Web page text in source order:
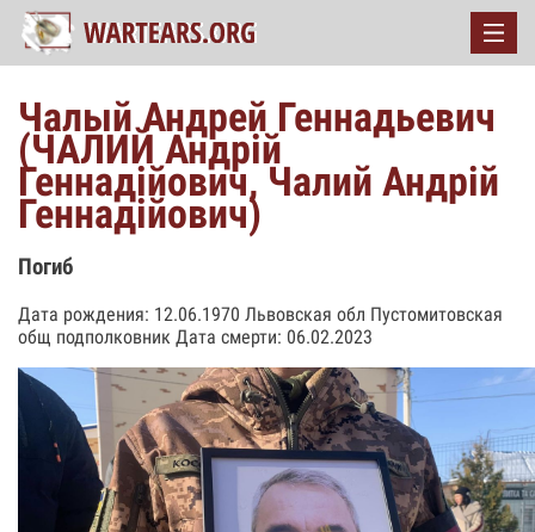
Чалый Андрей Геннадьевич
(ЧАЛИЙ Андрій
Геннадійович, Чалий Андрій
Геннадійович)
Погиб
Дата рождения: 12.06.1970 Львовская обл Пустомитовская
общ подполковник Дата смерти: 06.02.2023